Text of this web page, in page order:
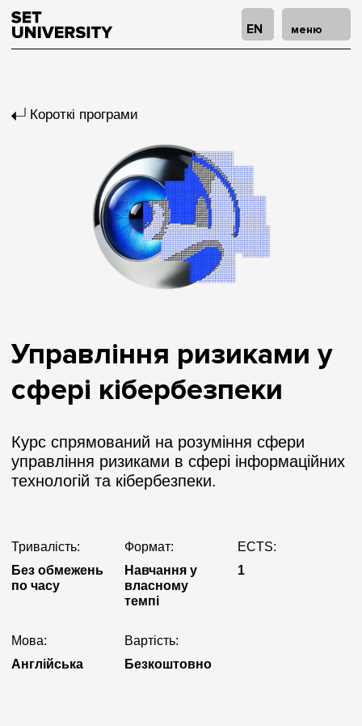
EN меню
Короткі програми
Управління ризиками у
сфері кібербезпеки
Курс спрямований на розуміння сфери
управління ризиками в сфері інформаційних
технологій та кібербезпеки.
Тривалість:
Без обмежень
по часу
Формат:
Навчання у
власному
темпі
ECTS:
1
Мова:
Англійська
Вартість:
Безкоштовно